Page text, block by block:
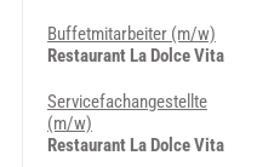
Buffetmitarbeiter (m/w)
Restaurant La Dolce Vita
Servicefachangestellte
(m/w)
Restaurant La Dolce Vita